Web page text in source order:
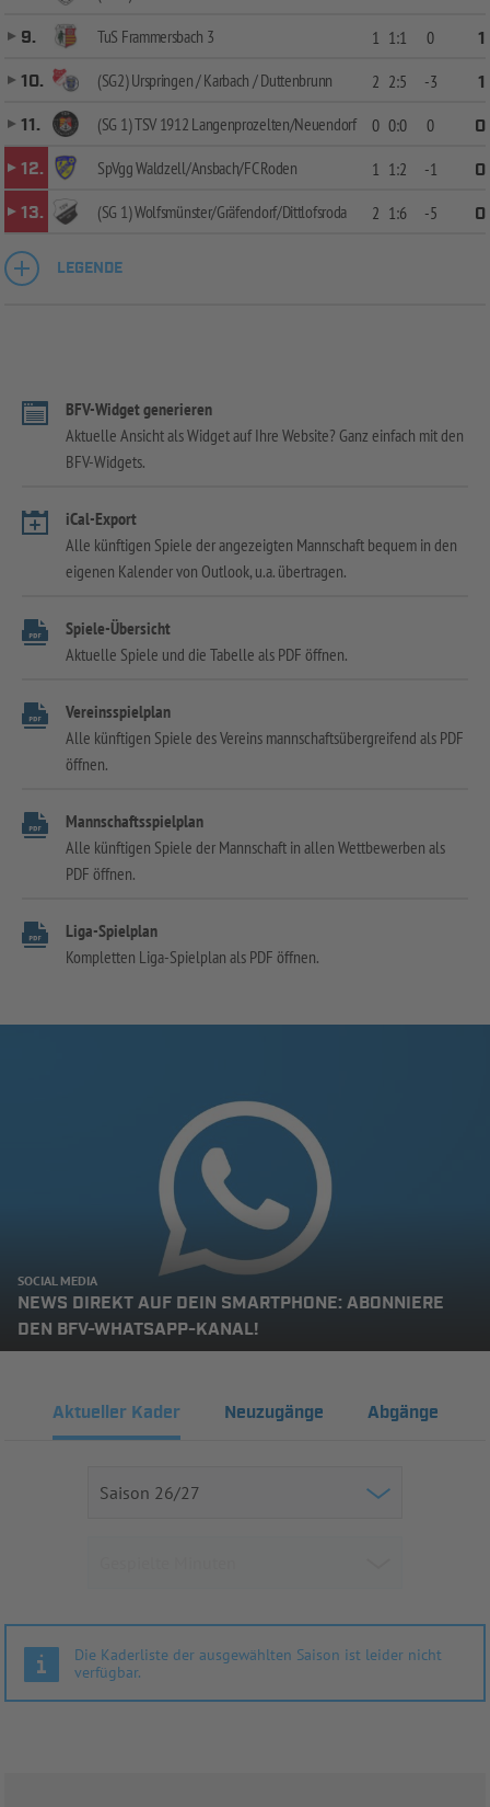
9.
TuS Frammersbach 3 1 1:1 0
1
10.
(SG2) Urspringen / Karbach / Duttenbrunn 2 2:5 -3
1
11.
(SG 1) TSV 1912 Langenprozelten/Neuendorf 0 0:0 0
0
12.
SpVgg Waldzell/Ansbach/FC Roden 1 1:2 -1
0
13.
(SG 1) Wolfsmünster/Gräfendorf/Dittlofsroda 2 1:6 -5 0
LEGENDE
BFV-Widget generieren
Aktuelle Ansicht als Widget auf Ihre Website? Ganz einfach mit den
BFV-Widgets.
iCal-Export
Alle künftigen Spiele der angezeigten Mannschaft bequem in den
eigenen Kalender von Outlook, u.a. übertragen.
Spiele-Übersicht
Aktuelle Spiele und die Tabelle als PDF öffnen.
Vereinsspielplan
Alle künftigen Spiele des Vereins mannschaftsübergreifend als PDF
öffnen.
Mannschaftsspielplan
Alle künftigen Spiele der Mannschaft in allen Wettbewerben als
PDF öffnen.
Liga-Spielplan
Kompletten Liga-Spielplan als PDF öffnen.
SOCIAL MEDIA
NEWS DIREKT AUF DEIN SMARTPHONE: ABONNIERE
DEN BFV-WHATSAPP-KANAL!
Aktueller Kader Neuzugänge Abgänge
Die Kaderliste der ausgewählten Saison ist leider nicht
verfügbar.